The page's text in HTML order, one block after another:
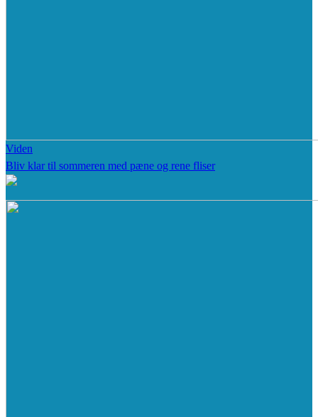
Viden
Bliv klar til sommeren med pæne og rene fliser